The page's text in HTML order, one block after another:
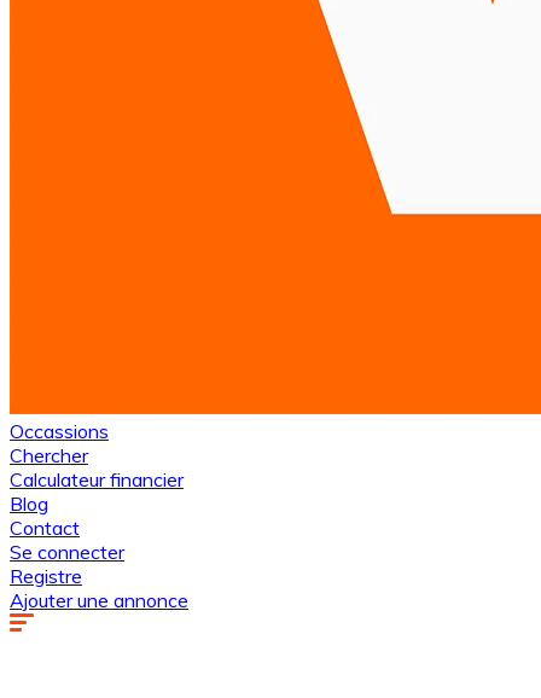
Occassions
Chercher
Calculateur financier
Blog
Contact
Se connecter
Registre
Ajouter une annonce